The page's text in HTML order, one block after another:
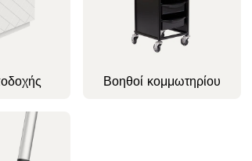
Βοηθοί κομμωτηρίου